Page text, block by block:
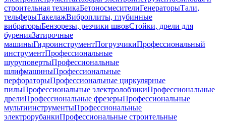
строительная техникаБетоносмесителиГенераторыТали,
тельферыТакелажВиброплиты, глубинные
вибраторыБензорезы, резчики швовСтойки, дрели для
буренияЗатирочные
машиныГидроинструментПогрузчикиПрофессиональный
инструментПрофессиональные
шуруповертыПрофессиональные
шлифмашиныПрофессиональные
перфораторыПрофессиональные циркулярные
пилыПрофессиональные электролобзикиПрофессиональные
дрелиПрофессиональные фрезерыПрофессиональные
мультиинструментыПрофессиональные
электрорубанкиПрофессиональные строительные